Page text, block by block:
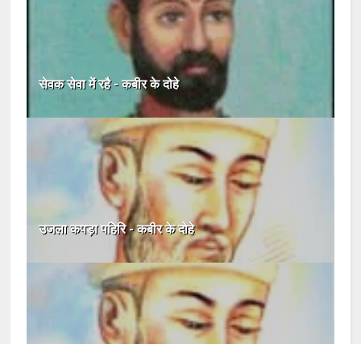
सेवक सेवा में रहै - कबीर के दोहे
उजला कपड़ा पहिरि - कबीर के दोहे